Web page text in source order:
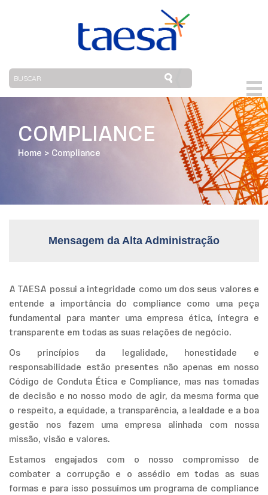
COMPLIANCE
Home > Compliance
Mensagem da Alta Administração
A TAESA possui a integridade como um dos seus valores e
entende a importância do compliance como uma peça
fundamental para manter uma empresa ética, íntegra e
transparente em todas as suas relações de negócio.
Os princípios da legalidade, honestidade e
responsabilidade estão presentes não apenas em nosso
Código de Conduta Ética e Compliance, mas nas tomadas
de decisão e no nosso modo de agir, da mesma forma que
o respeito, a equidade, a transparência, a lealdade e a boa
gestão nos fazem uma empresa alinhada com nossa
missão, visão e valores.
Estamos engajados com o nosso compromisso de
combater a corrupção e o assédio em todas as suas
formas e para isso possuímos um programa de compliance